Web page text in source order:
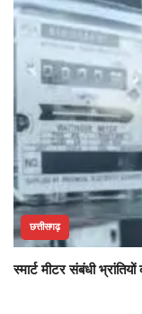
छत्तीसगढ़
स्मार्ट मीटर संबंधी